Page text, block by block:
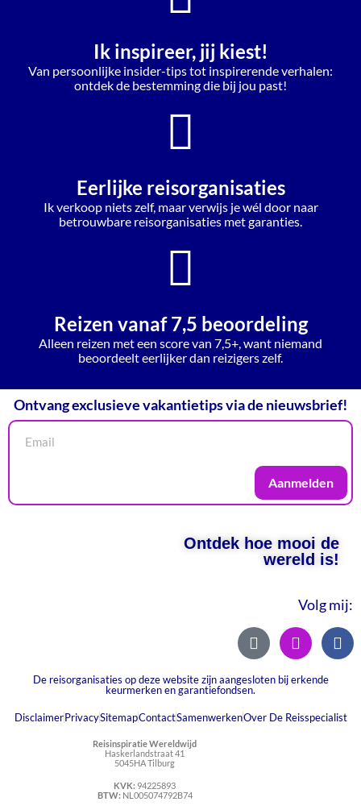
Ik inspireer, jij kiest!
Van persoonlijke insider-tips tot inspirerende verhalen:
ontdek de bestemming die bij jou past!
Eerlijke reisorganisaties
Ik verkoop niets zelf, maar verwijs je wél door naar
betrouwbare reisorganisaties met garanties.
Reizen vanaf 7,5 beoordeling
Alleen reizen met een score van 7,5+, want niemand
beoordeelt eerlijker dan reizigers zelf.
Ontvang exclusieve vakantietips via de nieuwsbrief!
Aanmelden
Ontdek hoe mooi de
wereld is!
Volg mij:
De reisorganisaties op deze website zijn aangesloten bij erkende
keurmerken en garantiefondsen.
DisclaimerPrivacySitemapContactSamenwerkenOver De Reisspecialist
Reisinspiratie Wereldwijd
Haskerlandstraat 41
5045HA Tilburg
KVK: 94225893
BTW: NL005074792B74